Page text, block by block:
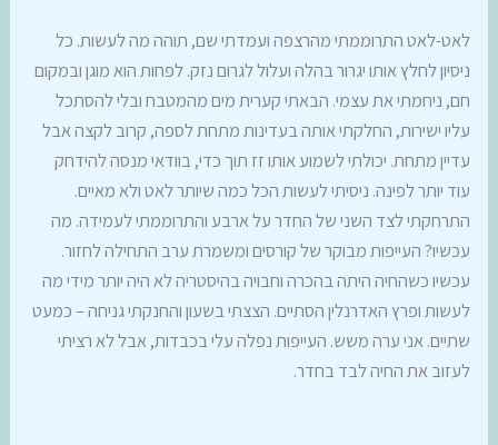
לאט-לאט התרוממתי מהרצפה ועמדתי שם, תוהה מה לעשות. כל
ניסיון לחלץ אותו יגרור בהלה ועלול לגרום נזק. לפחות הוא מוגן ובמקום
חם, ניחמתי את עצמי. הבאתי קערית מים מהמטבח ובלי להסתכל
עליו ישירות, החלקתי אותה בעדינות מתחת לספה, קרוב לקצה אבל
עדיין מתחת. יכולתי לשמוע אותו זז תוך כדי, בוודאי מנסה להידחק
עוד יותר לפינה. ניסיתי לעשות הכל כמה שיותר לאט ולא מאיים.
התרחקתי לצד השני של החדר על ארבע והתרוממתי לעמידה. מה
עכשיו? העייפות מבוקר של קורסים ומשמרת ערב התחילה לחזור.
עכשיו כשהחיה היתה בהכרה וחבויה בהיסטריה לא היה יותר מידי מה
לעשות ופרץ האדרנלין הסתיים. הצצתי בשעון והחנקתי גניחה – כמעט
שתיים. אני ערה משש. העייפות נפלה עלי בכבדות, אבל לא רציתי
לעזוב את החיה לבד בחדר.